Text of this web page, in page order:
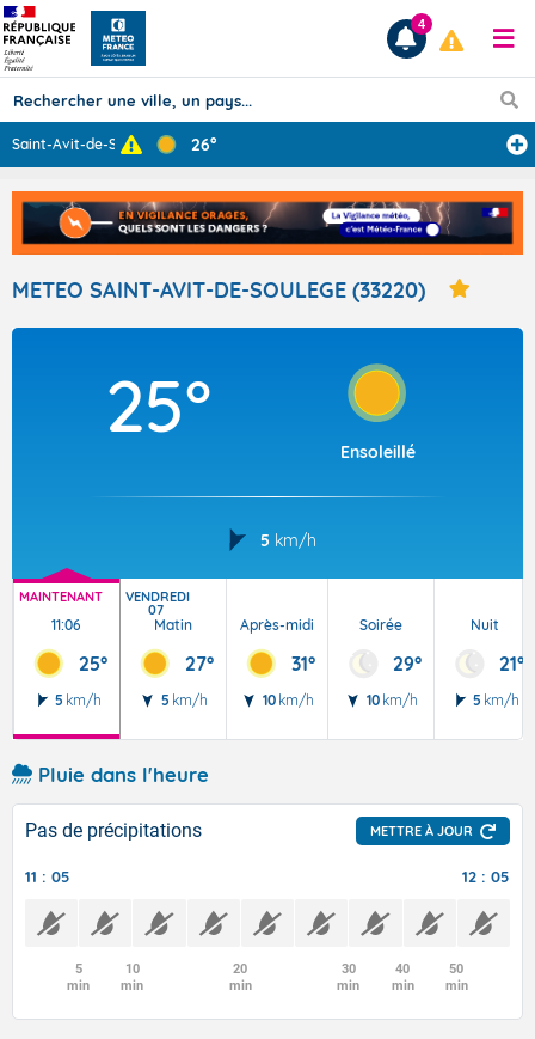
Prévisions
TOUS LES RÉSULTATS
Articles
4
Saint-Avit-de-S ... 26°
METEO SAINT-AVIT-DE-SOULEGE (33220)
25°
Ensoleillé
5 km/h
MAINTENANT
11:06
25°
5 km/h
VENDREDI
07
Matin
27°
5 km/h
Après-midi
31°
10 km/h
Soirée
29°
10 km/h
Nuit
21°
5 km/h
Pluie dans l'heure
Pas de précipitations METTRE À JOUR
11 : 05 12 : 05
5
min
10
min
20
min
30
min
40
min
50
min